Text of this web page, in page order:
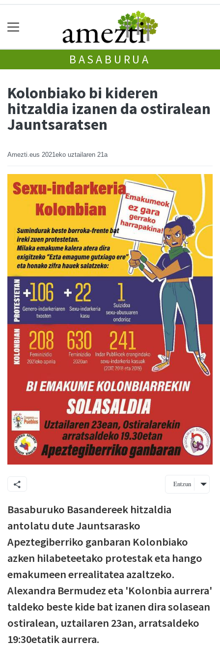
BASABURUA
Kolonbiako bi kideren
hitzaldia izanen da ostiralean
Jauntsaratsen
Amezti.eus 2021eko uztailaren 21a
Entzun
Basaburuko Basandereek hitzaldia
antolatu dute Jauntsarasko
Apeztegiberriko ganbaran Kolonbiako
azken hilabeteetako protestak eta hango
emakumeen errealitatea azaltzeko.
Alexandra Bermudez eta 'Kolonbia aurrera'
taldeko beste kide bat izanen dira solasean
ostiralean, uztailaren 23an, arratsaldeko
19:30etatik aurrera.